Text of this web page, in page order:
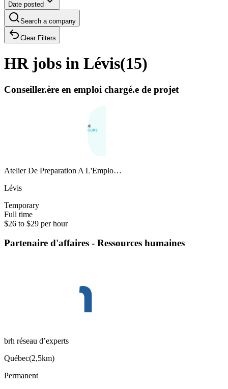
Date posted
Search a company
Clear Filters
HR jobs in Lévis(15)
Conseiller.ère en emploi chargé.e de projet
Atelier De Preparation A L'Emplo…
Lévis
Temporary
Full time
$26 to $29 per hour
Partenaire d'affaires - Ressources humaines
brh réseau d’experts
Québec(2,5km)
Permanent